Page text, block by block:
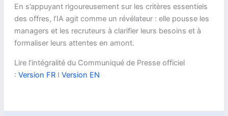
En s’appuyant rigoureusement sur les critères essentiels
des offres, l’IA agit comme un révélateur : elle pousse les
managers et les recruteurs à clarifier leurs besoins et à
formaliser leurs attentes en amont.
Lire l’intégralité du Communiqué de Presse officiel
: Version FRI Version EN